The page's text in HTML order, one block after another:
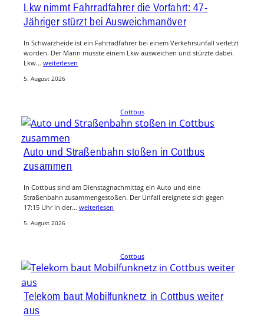
Lkw nimmt Fahrradfahrer die Vorfahrt: 47-
Jähriger stürzt bei Ausweichmanöver
In Schwarzheide ist ein Fahrradfahrer bei einem Verkehrsunfall verletzt
worden. Der Mann musste einem Lkw ausweichen und stürzte dabei.
Lkw… weiterlesen
5. August 2026
Cottbus
Auto und Straßenbahn stoßen in Cottbus
zusammen
In Cottbus sind am Dienstagnachmittag ein Auto und eine
Straßenbahn zusammengestoßen. Der Unfall ereignete sich gegen
17:15 Uhr in der… weiterlesen
5. August 2026
Cottbus
Telekom baut Mobilfunknetz in Cottbus weiter
aus